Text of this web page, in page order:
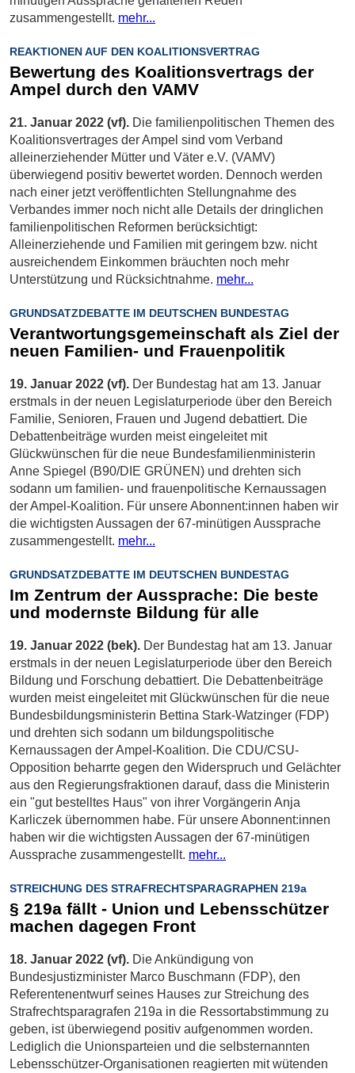
zusammengestellt. mehr...
REAKTIONEN AUF DEN KOALITIONSVERTRAG
Bewertung des Koalitionsvertrags der
Ampel durch den VAMV
21. Januar 2022 (vf). Die familienpolitischen Themen des
Koalitionsvertrages der Ampel sind vom Verband
alleinerziehender Mütter und Väter e.V. (VAMV)
überwiegend positiv bewertet worden. Dennoch werden
nach einer jetzt veröffentlichten Stellungnahme des
Verbandes immer noch nicht alle Details der dringlichen
familienpolitischen Reformen berücksichtigt:
Alleinerziehende und Familien mit geringem bzw. nicht
ausreichendem Einkommen bräuchten noch mehr
Unterstützung und Rücksichtnahme. mehr...
GRUNDSATZDEBATTE IM DEUTSCHEN BUNDESTAG
Verantwortungsgemeinschaft als Ziel der
neuen Familien- und Frauenpolitik
19. Januar 2022 (vf). Der Bundestag hat am 13. Januar
erstmals in der neuen Legislaturperiode über den Bereich
Familie, Senioren, Frauen und Jugend debattiert. Die
Debattenbeiträge wurden meist eingeleitet mit
Glückwünschen für die neue Bundesfamilienministerin
Anne Spiegel (B90/DIE GRÜNEN) und drehten sich
sodann um familien- und frauenpolitische Kernaussagen
der Ampel-Koalition. Für unsere Abonnent:innen haben wir
die wichtigsten Aussagen der 67-minütigen Aussprache
zusammengestellt. mehr...
GRUNDSATZDEBATTE IM DEUTSCHEN BUNDESTAG
Im Zentrum der Aussprache: Die beste
und modernste Bildung für alle
19. Januar 2022 (bek). Der Bundestag hat am 13. Januar
erstmals in der neuen Legislaturperiode über den Bereich
Bildung und Forschung debattiert. Die Debattenbeiträge
wurden meist eingeleitet mit Glückwünschen für die neue
Bundesbildungsministerin Bettina Stark-Watzinger (FDP)
und drehten sich sodann um bildungspolitische
Kernaussagen der Ampel-Koalition. Die CDU/CSU-
Opposition beharrte gegen den Widerspruch und Gelächter
aus den Regierungsfraktionen darauf, dass die Ministerin
ein "gut bestelltes Haus" von ihrer Vorgängerin Anja
Karliczek übernommen habe. Für unsere Abonnent:innen
haben wir die wichtigsten Aussagen der 67-minütigen
Aussprache zusammengestellt. mehr...
STREICHUNG DES STRAFRECHTSPARAGRAPHEN 219a
§ 219a fällt - Union und Lebensschützer
machen dagegen Front
18. Januar 2022 (vf). Die Ankündigung von
Bundesjustizminister Marco Buschmann (FDP), den
Referentenentwurf seines Hauses zur Streichung des
Strafrechtsparagrafen 219a in die Ressortabstimmung zu
geben, ist überwiegend positiv aufgenommen worden.
Lediglich die Unionsparteien und die selbsternannten
Lebensschützer-Organisationen reagierten mit wütenden